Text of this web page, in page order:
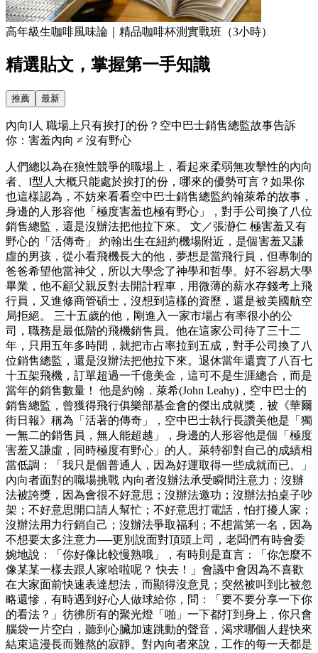
高年級生咖啡風味論｜精品咖啡杯測實戰班（3小時）
精選貼文，掌握第一手知識
推薦 最新
內向I人 職場上只有挨打的份？空中巴士銷售總監故事告訴
你：害羞內向 ≠ 沒有野心
人們總以為在狼性競爭的職場上，看起來柔弱無攻擊性的內向
者、I型人大概只能處於挨打的份，哪來的優勢可言？如果你
也這樣認為，不妨來看看空中巴士銷售總監約翰萊希的故事，
身邊的人形容他「極度害羞也極有野心」，對手公司換了八位
銷售總監，還是沒辦法把他拉下來。 文／張瀞仁 極害羞又有
野心的「活傳奇」 約翰出生在紐約機場附近，是個害羞又謙
虛的男孩，從小看飛機長大的他，夢想是當飛行員，但專制的
爸爸希望他當神父，所以大學念了神學和哲學。好不容易大學
畢業，他不顧父親反對去開計程車，用微薄的薪水存錢考上飛
行員，又進修商管碩士，沒想到這樣的資歷，還是被美國航空
局拒絕。 三十五歲的他，剛進入一家市場占有率很小的公
司，職務是最低階的飛機銷售員。他在這家公司待了三十二
年，只用五年多時間，就把市占率拉到五成，對手公司換了八
位銷售總監，還是沒辦法把他拉下來。退休當年還賣了八百七
十五架飛機，訂單超過一千億美金，這可不是生涯總合，而是
當年的銷售數量！ 他是約翰．萊希(John Leahy)，空中巴士的
銷售總監，曾獲得飛行俱樂部基金會的傑出成就獎，被《華爾
街日報》稱為「活著的傳奇」，空中巴士執行長讚美他是「獨
一無二的銷售員，無人能超越」，身邊的人形容他是個「極度
害羞又謙虛，同時極度有野心」的人。萊特卻對自己的成績相
當低調：「我只是個普通人，因為好運取得一些成就而已。」
內向者面對的職場挑戰 內向者沒辦法承受瞬間注意力；沒辦
法被誇獎，因為會很不好意思；沒辦法邀功；沒辦法拍桌子吵
架；不好意思開口請人幫忙；不好意思打電話，怕打擾人家；
沒辦法用力行銷自己；沒辦法爭取福利；不想當第一名，因為
不想要太多注意力──更別說面對頂頭上司，老闆們有時會委
婉地說：「你好像比較慢熟哦」，有時則是直言：「你怎麼不
像某某一樣去跟人家哈啦呢？ 快去！」會議中會因為不喜歡
在大家面前快速表達想法，而顯得沒意見；突然被叫到比被忽
略還慘，有時遇到好心人做球給你，問：「要不要分享一下你
的看法？」彷彿所有的聚光燈「啪」一下都打到身上，你只會
腦袋一片空白，聽到心臟加速跳動的聲音，渴求哪個人趕快來
結束這漫長而難熬的寂靜。對內向者來說，工作的每一天都是